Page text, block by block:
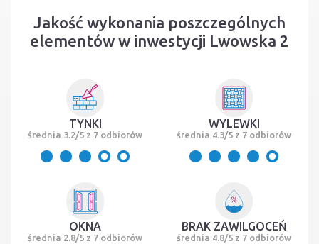
Jakość wykonania poszczególnych
elementów w inwestycji Lwowska 2
TYNKI
średnia 3.2/5 z 7 odbiorów
WYLEWKI
średnia 4.3/5 z 7 odbiorów
OKNA
średnia 2.8/5 z 7 odbiorów
BRAK ZAWILGOCEŃ
średnia 4.8/5 z 7 odbiorów